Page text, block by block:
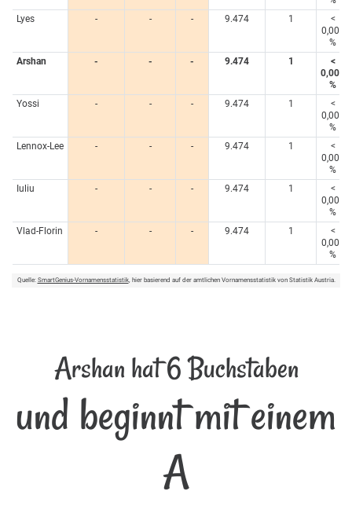
Lyes
- - - 9.474 1
<
0,005
%
Arshan
- - - 9.474 1
<
0,005
%
Yossi
- - - 9.474 1
<
0,005
%
Lennox-Lee
- - - 9.474 1
<
0,005
%
Iuliu
- - - 9.474 1
<
0,005
%
Vlad-Florin
- - - 9.474 1
<
0,005
%
Quelle: SmartGenius-Vornamensstatistik, hier basierend auf der amtlichen Vornamensstatistik von Statistik Austria.
Arshan hat 6 Buchstaben
und beginnt mit einem
A